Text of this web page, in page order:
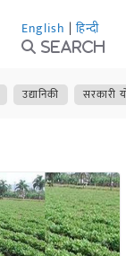
English | हिन्दी
Search
उद्यानिकी सरकारी